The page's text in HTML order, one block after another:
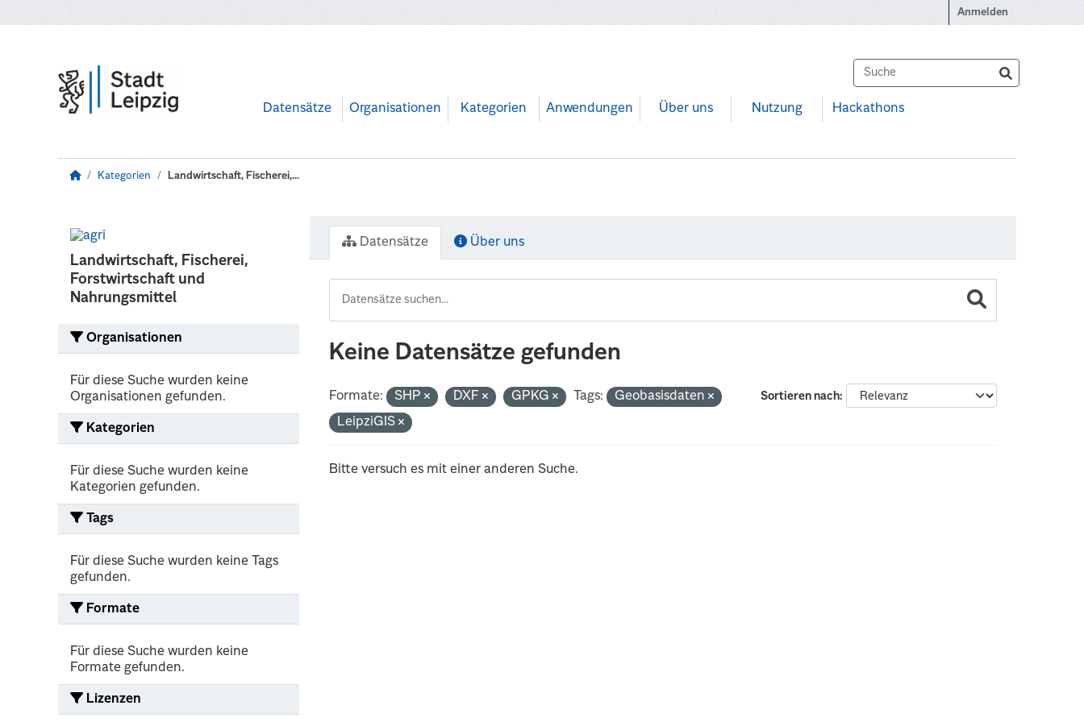
Anmelden
Datensätze Organisationen Kategorien Anwendungen Über uns Nutzung Hackathons
Kategorien Landwirtschaft, Fischerei,...
Landwirtschaft, Fischerei,
Forstwirtschaft und
Nahrungsmittel
Organisationen
Für diese Suche wurden keine
Organisationen gefunden.
Kategorien
Für diese Suche wurden keine
Kategorien gefunden.
Tags
Für diese Suche wurden keine Tags
gefunden.
Formate
Für diese Suche wurden keine
Formate gefunden.
Lizenzen
Datensätze Über uns
Keine Datensätze gefunden
Sortieren nach
Formate: SHP DXF GPKG Tags:
Geobasisdaten
LeipziGIS
Bitte versuch es mit einer anderen Suche.